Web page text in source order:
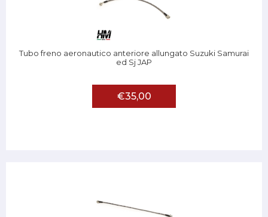
Tubo freno aeronautico anteriore allungato Suzuki Samurai
ed Sj JAP
€35,00